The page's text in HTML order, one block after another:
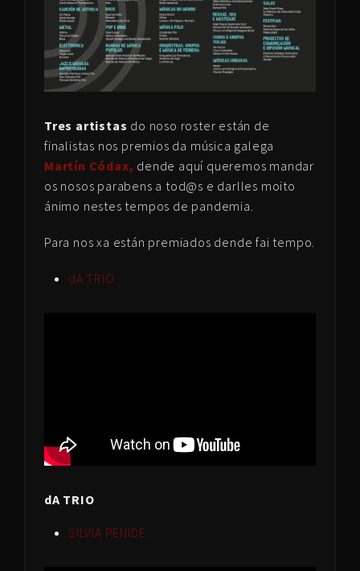
Tres artistas do noso roster están de
finalistas nos premios da música galega
Martín Códax, dende aquí queremos mandar
os nosos parabens a tod@s e darlles moito
ánimo nestes tempos de pandemia.
Para nos xa están premiados dende fai tempo.
dA TRIO
dA TRIO
SILVIA PENIDE